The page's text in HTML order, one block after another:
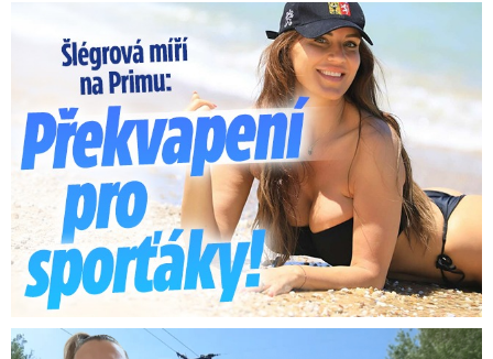
Lucie Šlégrová míří na Primu. Překvapení pro sporťáky!
Smrtelný pád chlapce: Matka vydala vyjádření na 16 stran